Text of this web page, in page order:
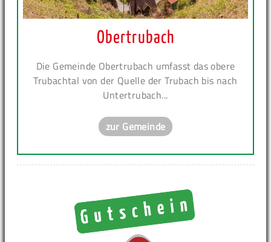
Obertrubach
Die Gemeinde Obertrubach umfasst das obere
Trubachtal von der Quelle der Trubach bis nach
Untertrubach...
zur Gemeinde